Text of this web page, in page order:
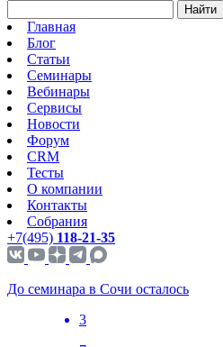
Найти
Главная
Блог
Статьи
Семинары
Вебинары
Сервисы
Новости
Форум
CRM
Тесты
О компании
Контакты
Собрания
+7(495) 118-21-35
До семинара в Сочи осталось
3